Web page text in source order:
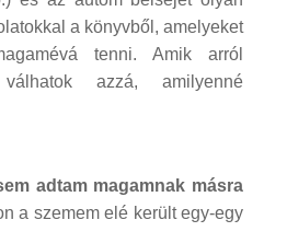
a könyvből, amelyeket
tenni. Amik arról
azzá, amilyenné
adtam magamnak másra
a szemem elé került egy-egy